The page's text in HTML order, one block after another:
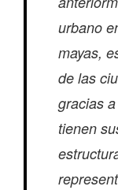
urbano
mayas,
de las
gracias
tienen